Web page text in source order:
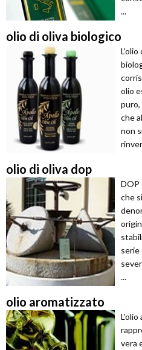
...
olio di oliva biologico
olio
puro,
che
non
olio di oliva dop
DOP
che
serie
...
olio aromatizzato
L'olio
vera